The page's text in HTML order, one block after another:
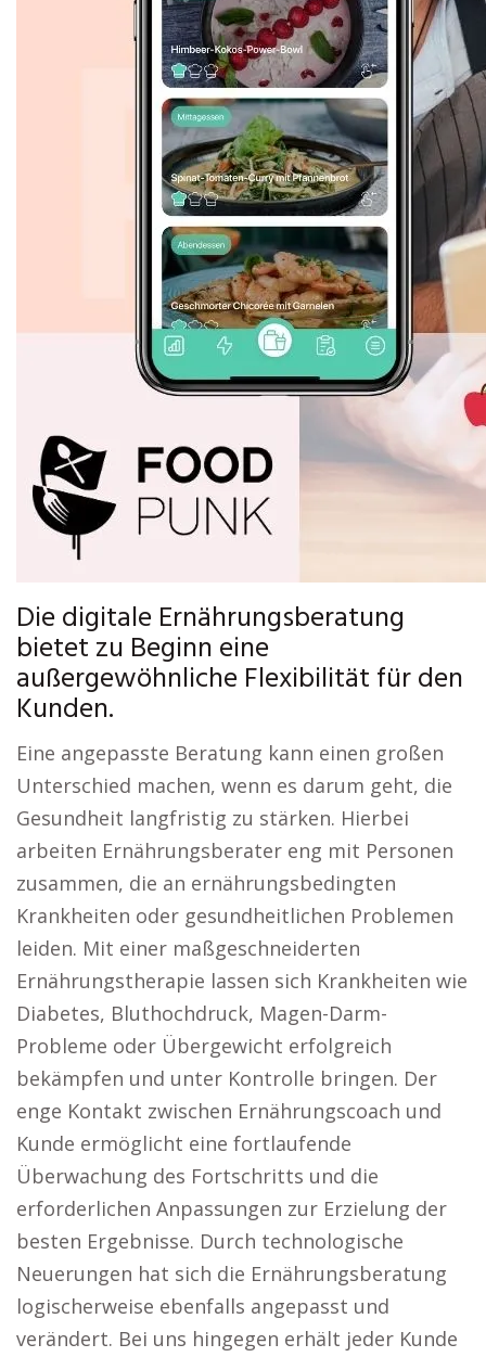
Die digitale Ernährungsberatung
bietet zu Beginn eine
außergewöhnliche Flexibilität für den
Kunden.
Eine angepasste Beratung kann einen großen
Unterschied machen, wenn es darum geht, die
Gesundheit langfristig zu stärken. Hierbei
arbeiten Ernährungsberater eng mit Personen
zusammen, die an ernährungsbedingten
Krankheiten oder gesundheitlichen Problemen
leiden. Mit einer maßgeschneiderten
Ernährungstherapie lassen sich Krankheiten wie
Diabetes, Bluthochdruck, Magen-Darm-
Probleme oder Übergewicht erfolgreich
bekämpfen und unter Kontrolle bringen. Der
enge Kontakt zwischen Ernährungscoach und
Kunde ermöglicht eine fortlaufende
Überwachung des Fortschritts und die
erforderlichen Anpassungen zur Erzielung der
besten Ergebnisse. Durch technologische
Neuerungen hat sich die Ernährungsberatung
logischerweise ebenfalls angepasst und
verändert. Bei uns hingegen erhält jeder Kunde